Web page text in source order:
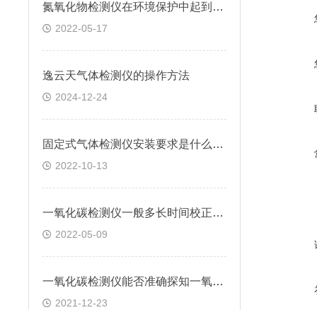
氮氧化物检测仪在环境保护中起到了怎样的作用
2022-05-17
逸云天气体检测仪的操作方法
2024-12-24
固定式气体检测仪安装要求是什么，看完本文你就明白
2022-10-13
一氧化碳检测仪一般多长时间校正一次
2022-05-09
一氧化碳检测仪能否准确探知一氧化碳的浓度变化?
2021-12-23